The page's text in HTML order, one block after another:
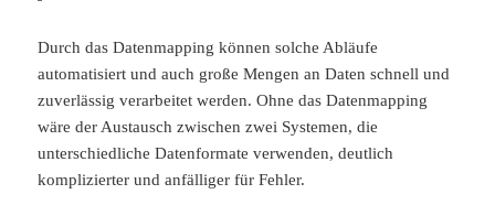
Durch das Datenmapping können solche Abläufe
automatisiert und auch große Mengen an Daten schnell und
zuverlässig verarbeitet werden. Ohne das Datenmapping
wäre der Austausch zwischen zwei Systemen, die
unterschiedliche Datenformate verwenden, deutlich
komplizierter und anfälliger für Fehler.